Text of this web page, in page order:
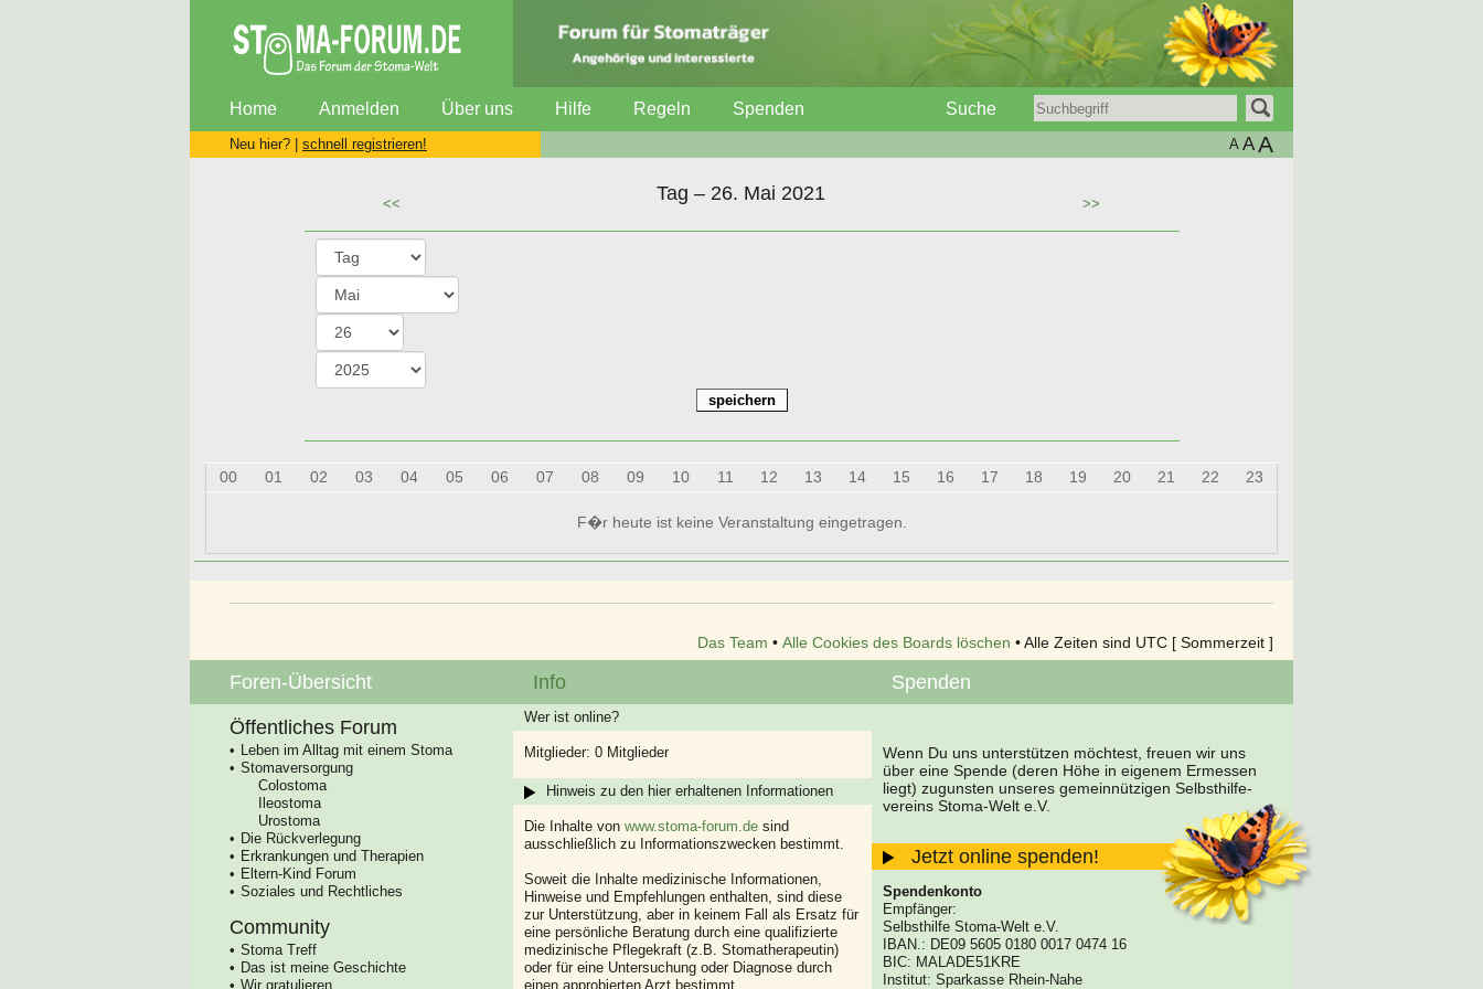
Home Anmelden Über uns Hilfe Regeln Spenden Suche
Neu hier? | schnell registrieren! A AA
<< Tag – 26. Mai 2021 >>
00 01 02 03 04 05 06 07 08 09 10 11 12 13 14 15 16 17 18 19 20 21 22 23
F�r heute ist keine Veranstaltung eingetragen.
Das Team • Alle Cookies des Boards löschen • Alle Zeiten sind UTC [ Sommerzeit ]
Foren-Übersicht
Öffentliches Forum
Leben im Alltag mit einem Stoma
Stomaversorgung
Colostoma
Ileostoma
Urostoma
Die Rückverlegung
Erkrankungen und Therapien
Eltern-Kind Forum
Soziales und Rechtliches
Community
Stoma Treff
Das ist meine Geschichte
Wir gratulieren
Info
Wer ist online?
Mitglieder: 0 Mitglieder
Hinweis zu den hier erhaltenen Informationen
Die Inhalte von www.stoma-forum.de sind
ausschließlich zu Informationszwecken bestimmt.
Soweit die Inhalte medizinische Informationen,
Hinweise und Empfehlungen enthalten, sind diese
zur Unterstützung, aber in keinem Fall als Ersatz für
eine persönliche Beratung durch eine qualifizierte
medizinische Pflegekraft (z.B. Stomatherapeutin)
oder für eine Untersuchung oder Diagnose durch
einen approbierten Arzt bestimmt.
Spenden
Wenn Du uns unterstützen möchtest, freuen wir uns
über eine Spende (deren Höhe in eigenem Ermessen
liegt) zugunsten unseres gemeinnützigen Selbsthilfe-
vereins Stoma-Welt e.V.
Jetzt online spenden!
Spendenkonto
Empfänger:
Selbsthilfe Stoma-Welt e.V.
IBAN.: DE09 5605 0180 0017 0474 16
BIC: MALADE51KRE
Institut: Sparkasse Rhein-Nahe